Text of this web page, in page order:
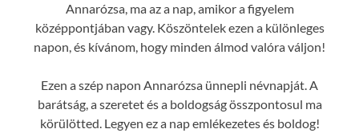
Annarózsa, ma az a nap, amikor a figyelem
középpontjában vagy. Köszöntelek ezen a különleges
napon, és kívánom, hogy minden álmod valóra váljon!
Ezen a szép napon Annarózsa ünnepli névnapját. A
barátság, a szeretet és a boldogság összpontosul ma
körülötted. Legyen ez a nap emlékezetes és boldog!